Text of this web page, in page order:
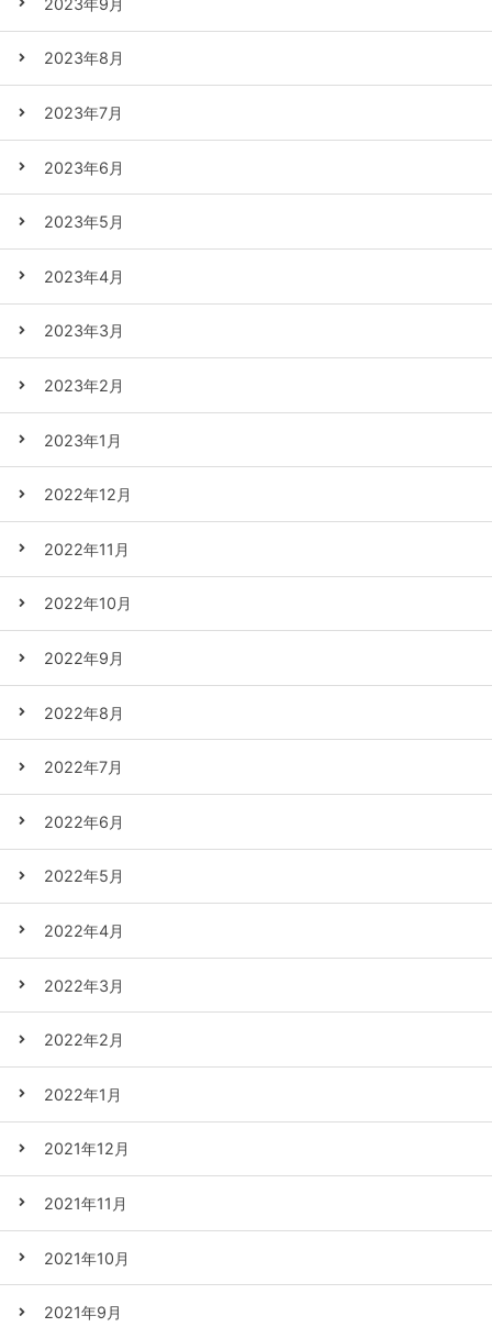
2023年8月
2023年7月
2023年6月
2023年5月
2023年4月
2023年3月
2023年2月
2023年1月
2022年12月
2022年11月
2022年10月
2022年9月
2022年8月
2022年7月
2022年6月
2022年5月
2022年4月
2022年3月
2022年2月
2022年1月
2021年12月
2021年11月
2021年10月
2021年9月